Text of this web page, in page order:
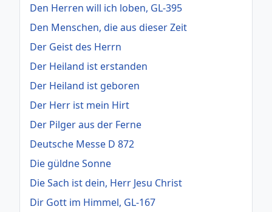
Den Herren will ich loben, GL-395
Den Menschen, die aus dieser Zeit
Der Geist des Herrn
Der Heiland ist erstanden
Der Heiland ist geboren
Der Herr ist mein Hirt
Der Pilger aus der Ferne
Deutsche Messe D 872
Die güldne Sonne
Die Sach ist dein, Herr Jesu Christ
Dir Gott im Himmel, GL-167